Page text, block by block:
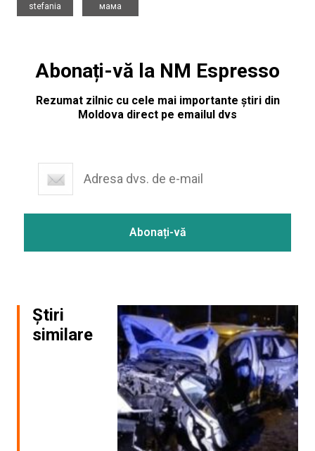
stefania
мама
Abonați-vă la NM Espresso
Rezumat zilnic cu cele mai importante știri din
Moldova direct pe emailul dvs
Știri
similare